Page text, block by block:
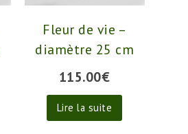
Fleur de vie –
diamètre 25 cm
115.00€
Lire la suite